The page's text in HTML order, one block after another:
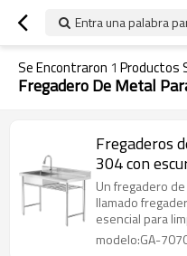
Entra una palabra
Se Encontraron 1 Productos
Fregadero De Metal
Fregaderos
304 con
Un fregadero
llamado
esencial para
productos
modelo:GA-